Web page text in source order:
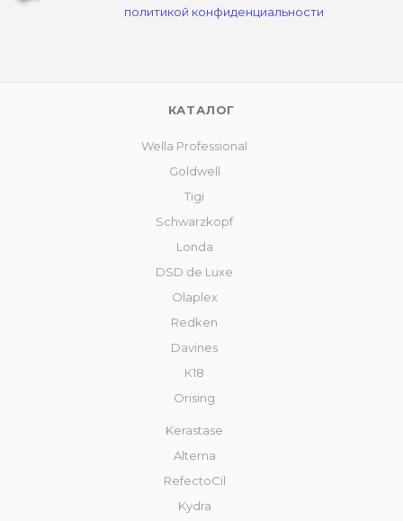
политикой конфиденциальности
КАТАЛОГ
Wella Professional
Goldwell
Tigi
Schwarzkopf
Londa
DSD de Luxe
Olaplex
Redken
Davines
К18
Orising
Kerastase
Alterna
RefectoCil
Kydra